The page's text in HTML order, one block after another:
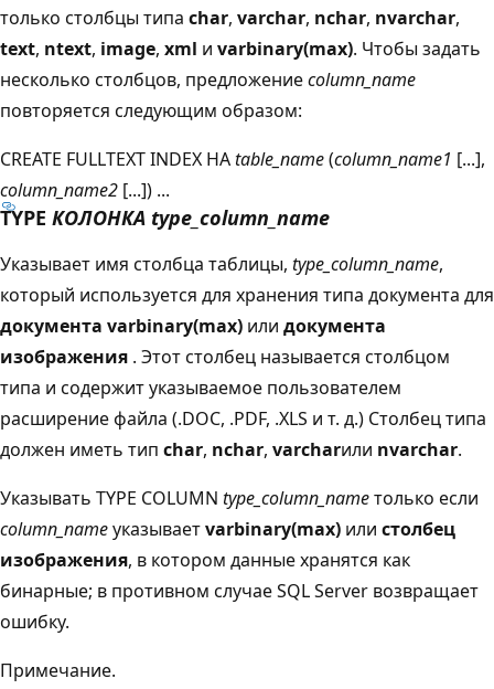
только столбцы типа char, varchar, nchar, nvarchar,
text, ntext, image, xml и varbinary(max). Чтобы задать
несколько столбцов, предложениеcolumn_name
повторяется следующим образом:
CREATE FULLTEXT INDEX НАtable_name(column_name1 [...],
column_name2 [...]) ...
TYPE КОЛОНКА type_column_name
Указывает имя столбца таблицы, type_column_name,
который используется для хранения типа документа для
документа varbinary(max) или документа
изображения . Этот столбец называется столбцом
типа и содержит указываемое пользователем
расширение файла (.DOC, .PDF, .XLS и т. д.) Столбец типа
должен иметь тип char, nchar, varcharили nvarchar.
Указывать TYPE COLUMN type_column_nameтолько если
column_nameуказываетvarbinary(max) или столбец
изображения, в котором данные хранятся как
бинарные; в противном случае SQL Server возвращает
ошибку.
Примечание.